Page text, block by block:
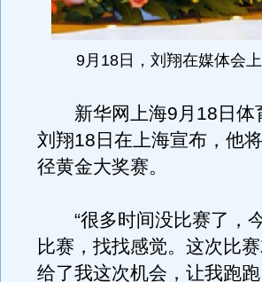
9月18日，刘翔在媒体会
新华网上海9月18日体
刘翔18日在上海宣布，他
径黄金大奖赛。
“很多时间没比赛了，
比赛，找找感觉。这次比
给了我这次机会，让我跑跑